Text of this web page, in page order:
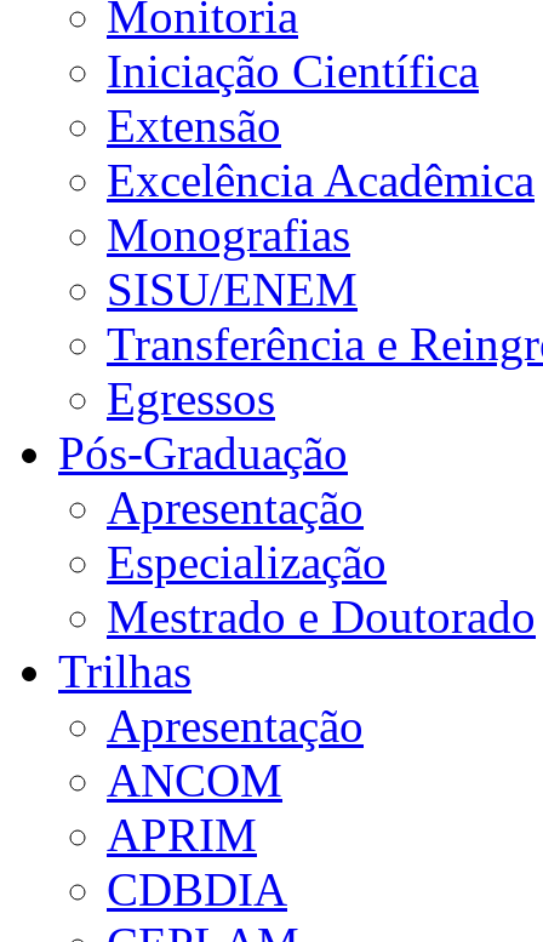
Monitoria
Iniciação Científica
Extensão
Excelência Acadêmica
Monografias
SISU/ENEM
Transferência e
Egressos
Pós-Graduação
Apresentação
Especialização
Mestrado e Doutorado
Trilhas
Apresentação
ANCOM
APRIM
CDBDIA